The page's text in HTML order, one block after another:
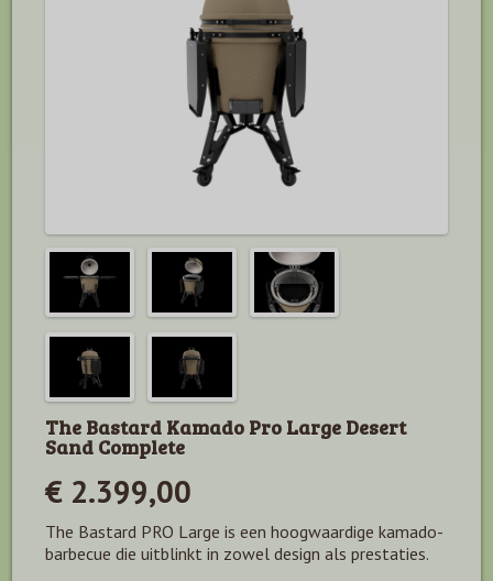
The Bastard Kamado Pro Large Desert
Sand Complete
€ 2.399,00
The Bastard PRO Large is een hoogwaardige kamado-
barbecue die uitblinkt in zowel design als prestaties.